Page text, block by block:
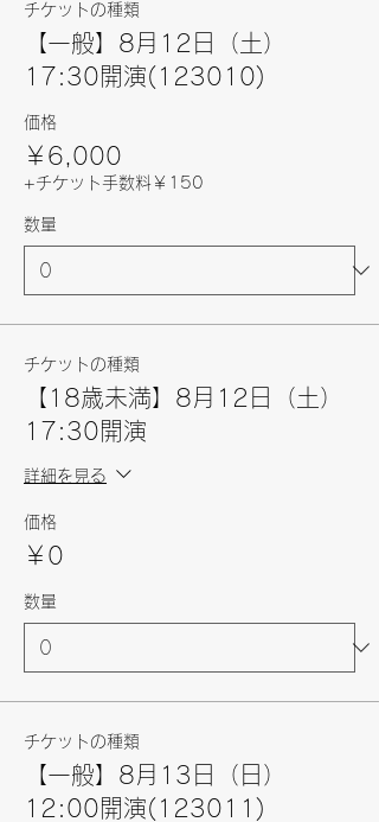
チケットの種類
【一般】8月12日（土）
17:30開演(123010)
価格
￥6,000
+チケット手数料￥150
数量
チケットの種類
【18歳未満】8月12日（土）
17:30開演
詳細を見る
価格
￥0
数量
チケットの種類
【一般】8月13日（日）
12:00開演(123011)